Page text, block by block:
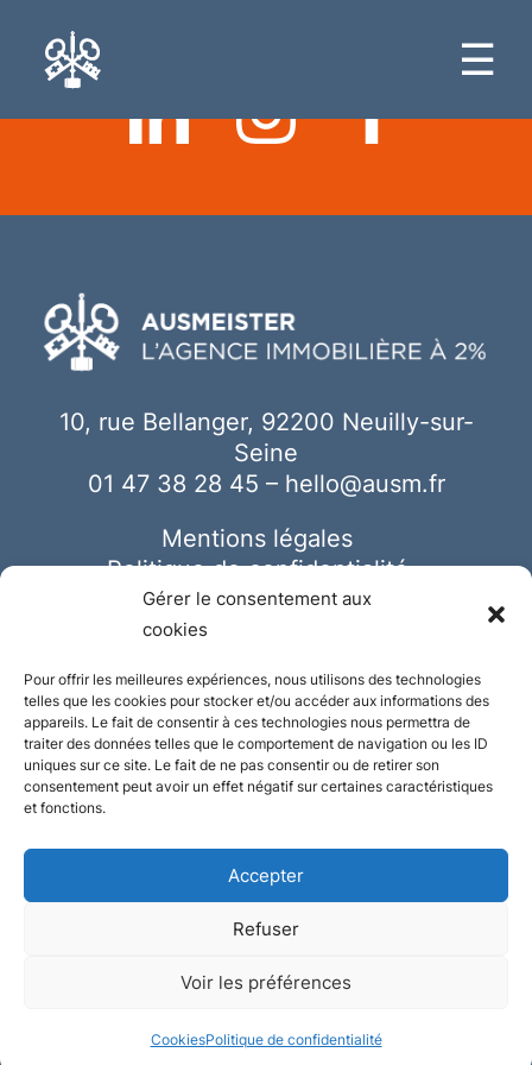
Gérer le consentement aux
cookies
Pour offrir les meilleures expériences, nous utilisons des technologies
telles que les cookies pour stocker et/ou accéder aux informations des
appareils. Le fait de consentir à ces technologies nous permettra de
traiter des données telles que le comportement de navigation ou les ID
uniques sur ce site. Le fait de ne pas consentir ou de retirer son
consentement peut avoir un effet négatif sur certaines caractéristiques
et fonctions.
Accepter
Refuser
Voir les préférences
CookiesPolitique de confidentialité
☰
10, rue Bellanger, 92200 Neuilly-sur-
Seine
01 47 38 28 45 – hello@ausm.fr
Mentions légales
Politique de confidentialité
Cookies
Conception et réalisation :Plate